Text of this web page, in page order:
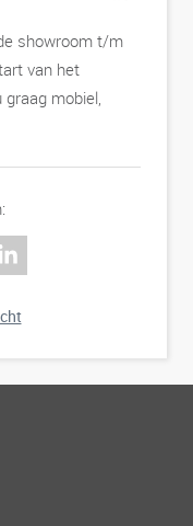
showroom t/m
van het
mobiel,